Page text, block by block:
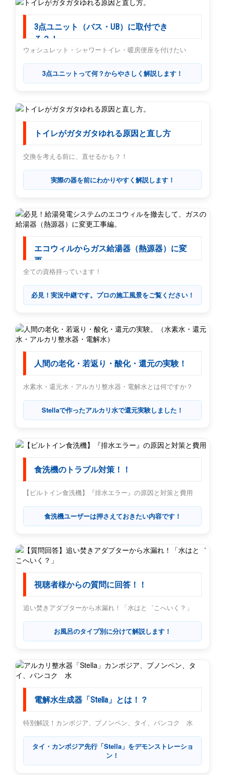
3点ユニット（バス・UB）に取付でき
る？！
ウォシュレット・シャワートイレ・暖房便座を付けたい
3点ユニットって何？からやさしく解説します！
トイレがガタガタゆれる原因と直し方
交換を考える前に、直せるかも？！
実際の器を前にわかりやすく解説します！
エコウィルからガス給湯器（熱源器）に変
更
全ての資格持っています！
必見！実況中継です。プロの施工風景をご覧ください！
人間の老化・若返り・酸化・還元の実験！
水素水・還元水・アルカリ整水器・電解水とは何ですか？
Stellaで作ったアルカリ水で還元実験しました！
食洗機のトラブル対策！！
【ビルトイン食洗機】『排水エラー』の原因と対策と費用
食洗機ユーザーは押さえておきたい内容です！
視聴者様からの質問に回答！！
追い焚きアダプターから水漏れ！「水はと゛こへいく？」
お風呂のタイプ別に分けて解説します！
電解水生成器「Stella」とは！？
特別解説！カンボジア、プノンペン、タイ、バンコク 水
タイ・カンボジア先行「Stella」をデモンストレーショ
ン！